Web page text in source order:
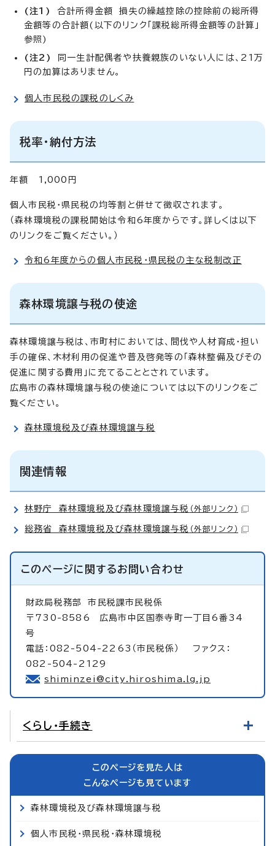
(注1)
合計所得金額 損失の繰越控除の控除前の総所得
金額等の合計額(以下のリンク「課税総所得金額等の計算」
参照)
(注2)
同一生計配偶者や扶養親族のいない人には、21万
円の加算はありません。
個人市民税の課税のしくみ
税率・納付方法
年額 1,000円
個人市民税・県民税の均等割と併せて徴収されます。
（森林環境税の課税開始は令和6年度からです。詳しくは以下
のリンクをご覧ください。）
令和6年度からの個人市民税・県民税の主な税制改正
森林環境譲与税の使途
森林環境譲与税は、市町村においては、間伐や人材育成・担い
手の確保、木材利用の促進や普及啓発等の「森林整備及びその
促進に関する費用」に充てることとされています。
広島市の森林環境譲与税の使途については以下のリンクをご
覧ください。
森林環境税及び森林環境譲与税
関連情報
林野庁 森林環境税及び森林環境譲与税 （外部リンク）
総務省 森林環境税及び森林環境譲与税 （外部リンク）
このページに関するお問い合わせ
財政局税務部市民税課市民税係
〒730-8586 広島市中区国泰寺町一丁目6番34
号
電話：082-504-2263（市民税係） ファクス：
082-504-2129
shiminzei@city.hiroshima.lg.jp
くらし・手続き
このページを見た人は
こんなページも見ています
森林環境税及び森林環境譲与税
個人市民税・県民税・森林環境税